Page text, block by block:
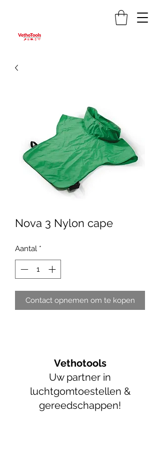
Nova 3 Nylon cape
Aantal *
Contact opnemen om te kopen
Vethotools
Uw partner in
luchtgomtoestellen &
gereedschappen!